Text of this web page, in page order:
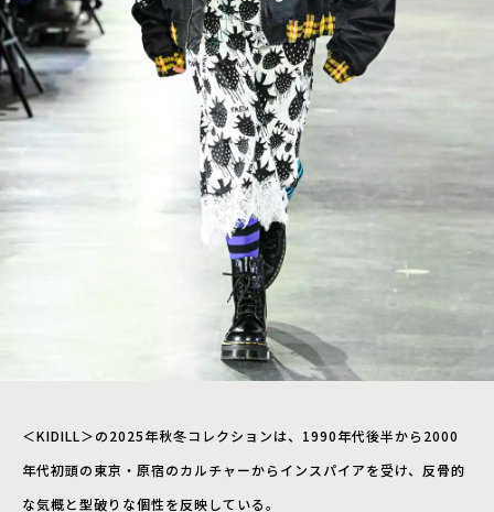
＜KIDILL＞の2025年秋冬コレクションは、1990年代後半から2000
年代初頭の東京・原宿のカルチャーからインスパイアを受け、反骨的
な気概と型破りな個性を反映している。